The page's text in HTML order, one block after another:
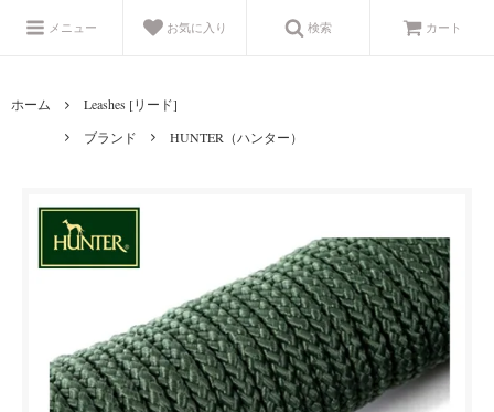
メニュー お気に入り 検索 カート
ホーム
Leashes [リード]
ブランド
HUNTER（ハンター）